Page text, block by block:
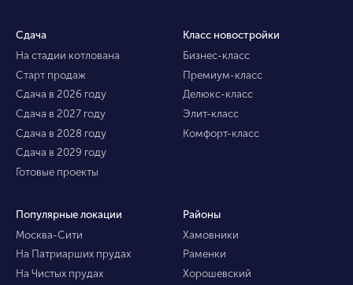
Сдача
На стадии котлована
Старт продаж
Сдача в 2026 году
Сдача в 2027 году
Сдача в 2028 году
Сдача в 2029 году
Готовые проекты
Класс новостройки
Бизнес-класс
Премиум-класс
Делюкс-класс
Элит-класс
Комфорт-класс
Популярные локации
Москва-Сити
На Патриарших прудах
На Чистых прудах
Районы
Хамовники
Раменки
Хорошевский